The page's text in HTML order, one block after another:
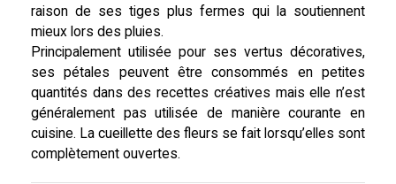
raison de ses tiges plus fermes qui la soutiennent
mieux lors des pluies.
Principalement utilisée pour ses vertus décoratives,
ses pétales peuvent être consommés en petites
quantités dans des recettes créatives mais elle n’est
généralement pas utilisée de manière courante en
cuisine. La cueillette des fleurs se fait lorsqu’elles sont
complètement ouvertes.